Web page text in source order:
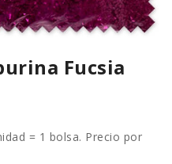
Fucsia
= 1 bolsa. Precio por